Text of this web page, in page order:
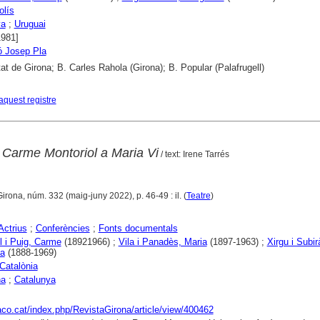
; Uruguai
Josep Pla
de Girona; B. Carles Rahola (Girona); B. Popular (Palafrugell)
registre
Montoriol a Maria Vi/ text: Irene Tarrés
núm. 332 (maig-juny 2022), p. 46-49 : il. (Teatre)
; Conferències ; Fonts documentals
i Puig, Carme(18921966) ; Vila i Panadès, Maria(1897-1963) ; Xirgu i
(1888-1969)
; Catalunya
index.php/RevistaGirona/article/view/400462